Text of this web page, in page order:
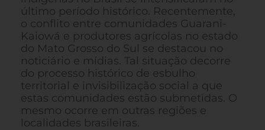
último período histórico. Recentemente,
o conflito entre comunidades Guarani-
Kaiowá e produtores agrícolas no estado
do Mato Grosso do Sul se destacou no
noticiário e mídias. Tal situação decorre
do processo histórico de esbulho
territorial e invisibilização social a que
estas comunidades estão submetidas. O
mesmo ocorre em outras regiões e
localidades brasileiras.